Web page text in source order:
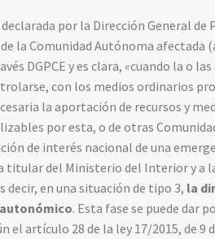
declarada por la Dirección General de
la Comunidad Autónoma afectada
DGPCE y es clara,«cuando la o
con los medios ordinarios
la aportación de recursos y
por esta, o de otras
de interés nacional de una
titular del Ministerio del Interior y a
decir, en una situación de tipo 3, la
. Esta fase se puede dar
artículo 28 de la ley 17/2015, de 9